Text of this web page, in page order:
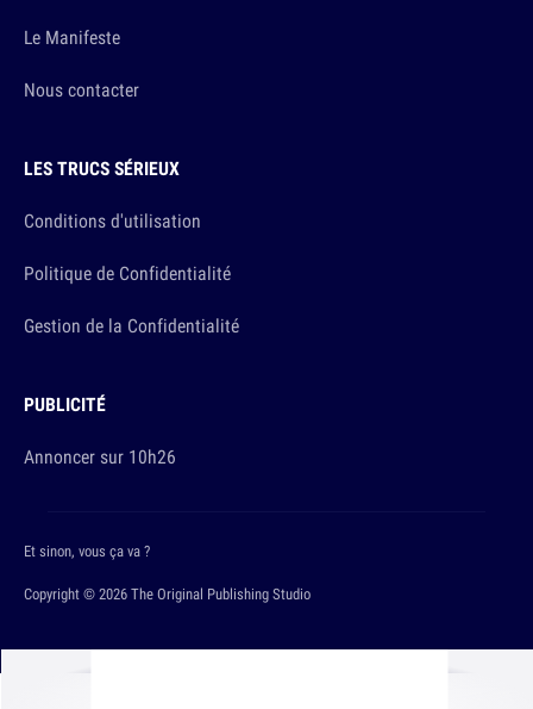
Le Manifeste
Nous contacter
LES TRUCS SÉRIEUX
Conditions d'utilisation
Politique de Confidentialité
Gestion de la Confidentialité
PUBLICITÉ
Annoncer sur 10h26
Copyright © 2026 The Original Publishing Studio
Et sinon, vous ça va ?